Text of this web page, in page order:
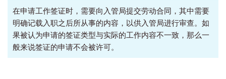
在申请工作签证时，需要向入管局提交劳动合同，其中需要
明确记载入职之后所从事的内容，以供入管局进行审查。如
果被认为申请的签证类型与实际的工作内容不一致，那么一
般来说签证的申请不会被许可。